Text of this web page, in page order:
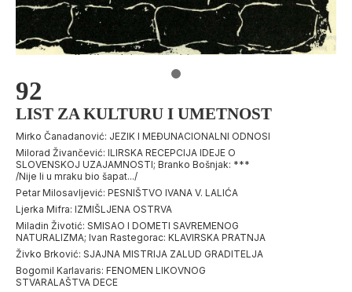
92
LIST ZA KULTURU I UMETNOST
Mirko Čanadanović: JEZIK I MEĐUNACIONALNI ODNOSI
Milorad Živančević: lLIRSKA RECEPClJA IDEJE O
SLOVENSKOJ UZAJAMNOSTI; Branko Bošnjak: ***
/Nije li u mraku bio šapat.../
Petar Milosavljević: PESNIŠTVO IVANA V. LALIĆA
Ljerka Mifra: IZMIŠLJENA OSTRVA
Miladin Životić: SMISAO I DOMETI SAVREMENOG
NATURALIZMA; Ivan Rastegorac: KLAVIRSKA PRATNJA
Živko Brković: SJAJNA MISTRIJA ZALUD GRADITELJA
Bogomil Karlavaris: FENOMEN LIKOVNOG
STVARALAŠTVA DECE